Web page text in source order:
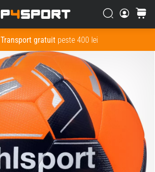
Transport gratuitpeste 400 lei
Căutare
Cos